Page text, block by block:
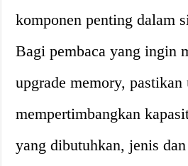
komponen penting dalam
Bagi pembaca yang ingin
upgrade memory, pastikan
mempertimbangkan
yang dibutuhkan, jenis